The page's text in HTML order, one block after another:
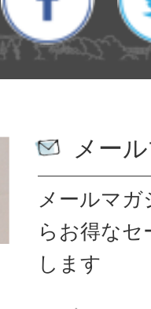
メー
メールマ
ら お得なセ
します